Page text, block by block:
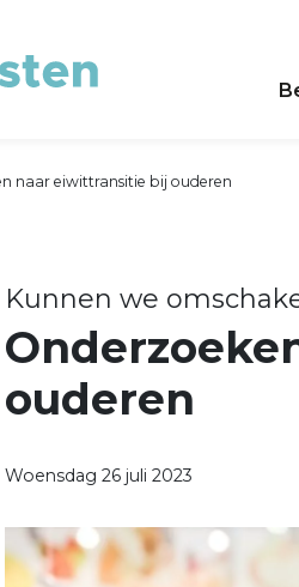
naar eiwittransitie bij ouderen
Kunnen we
ouderen
Woensdag 26 juli 2023